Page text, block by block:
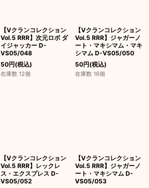
【Vクランコレクション
Vol.5 RRR】次元ロボ ダ
イジャッカー D-
VS05/048
50円(税込)
在庫数 12個
【Vクランコレクション
Vol.5 RRR】ジャガーノ
ート・マキシマム・マキ
シマム D-VS05/050
50円(税込)
在庫数 16個
【Vクランコレクション
Vol.5 RRR】レックレ
ス・エクスプレス D-
VS05/052
【Vクランコレクション
Vol.5 RRR】ジャガーノ
ート・マキシマム D-
VS05/053